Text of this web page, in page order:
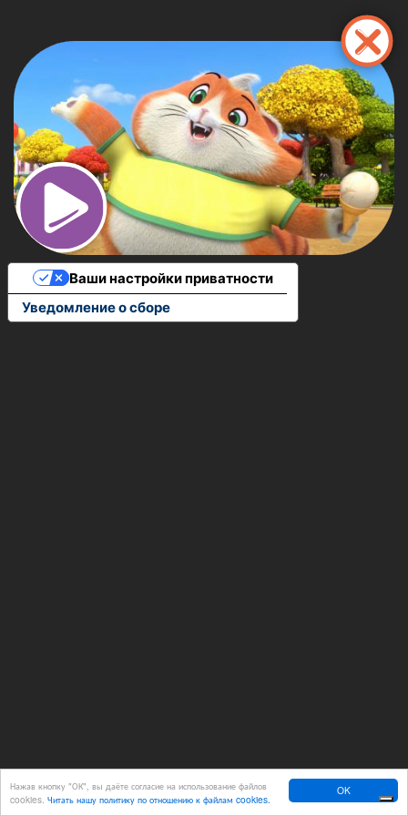
OK
Нажав кнопку "ОК", вы даёте согласие на использование файлов
cookies. Читать нашу политику по отношению к файлам cookies.
содержанию
Уведомление о сборе
Ваши настройки приватности